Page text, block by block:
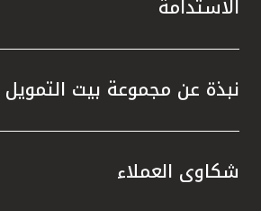
الاستدامة
نبذة عن مجموعة بيت
شكاوى العملاء